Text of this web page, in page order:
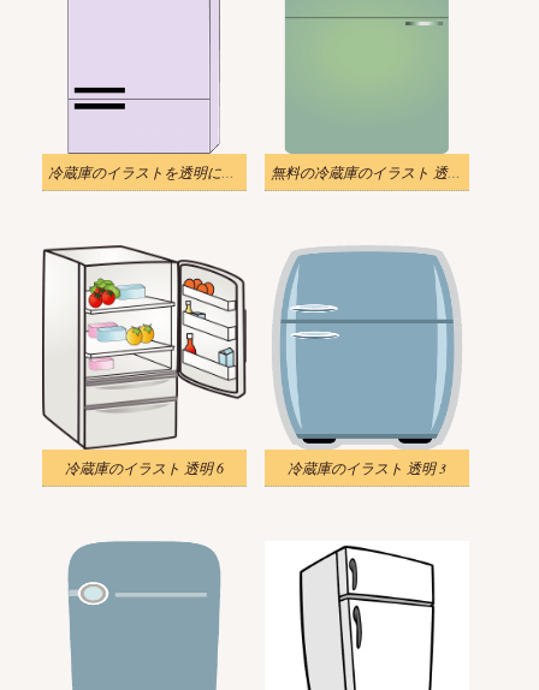
冷蔵庫のイラストを透明にダウンロード 無料の冷蔵庫のイラスト 透明な背景
冷蔵庫のイラスト 透明 6 冷蔵庫のイラスト 透明 3